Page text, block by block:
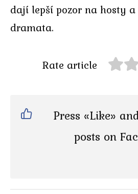
dají lepší pozor na hosty
dramata.
Rate article
Press «Like»
posts on